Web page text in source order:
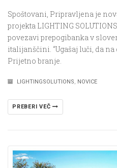
Spoštovani, Pripravljena je
projekta LIGHTING
povezavi prepogibanka v
italijanščini. “Ugašaj luči, da
Prijetno branje.
LIGHTINGSOLUTIONS, NOVICE
PREBERI VEČ